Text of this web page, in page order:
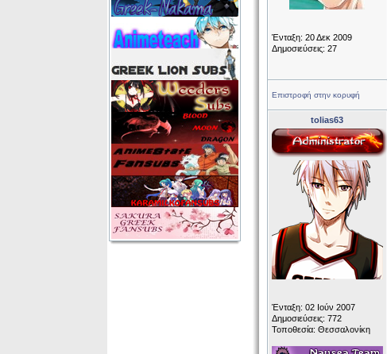
Ένταξη: 20 Δεκ 2009
Δημοσιεύσεις: 27
Επιστροφή στην κορυφή
tolias63
Ένταξη: 02 Ιούν 2007
Δημοσιεύσεις: 772
Τοποθεσία: Θεσσαλονίκη